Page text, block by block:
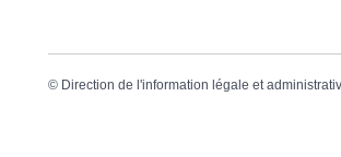
© Direction de l'information légale et